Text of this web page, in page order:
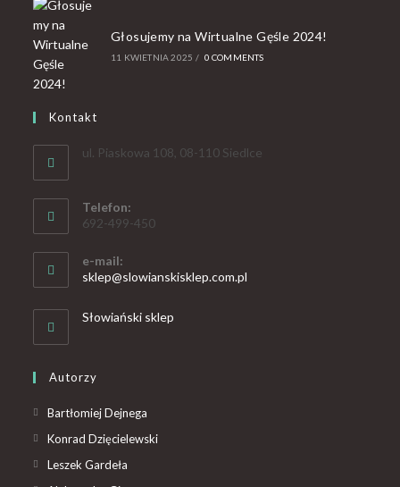
Głosujemy na Wirtualne Gęśle 2024!
11 KWIETNIA 2025 / 0 COMMENTS
Kontakt
ul. Piaskowa 108, 08-110 Siedlce
Telefon:
692-499-450
e-mail:
sklep@slowianskisklep.com.pl
Słowiański sklep
Autorzy
Bartłomiej Dejnega
Konrad Dzięcielewski
Leszek Gardeła